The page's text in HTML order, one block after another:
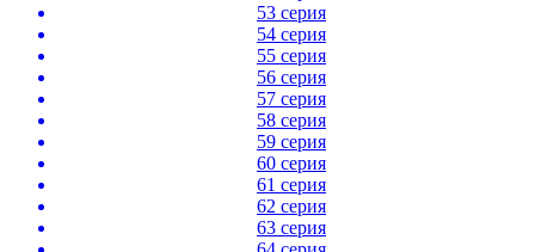
53 серия
54 серия
55 серия
56 серия
57 серия
58 серия
59 серия
60 серия
61 серия
62 серия
63 серия